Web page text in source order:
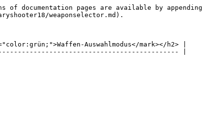
documentation pages are available by appending
weaponselector.md).
Auswahlmodus</mark></h2> |
|